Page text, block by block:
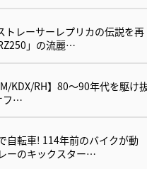
トレーサーレプリカの伝説を再
」の流麗…
KDX/RH】80〜90年代を駆け
フ…
自転車! 114年前のバイクが動
ーのキックスター…